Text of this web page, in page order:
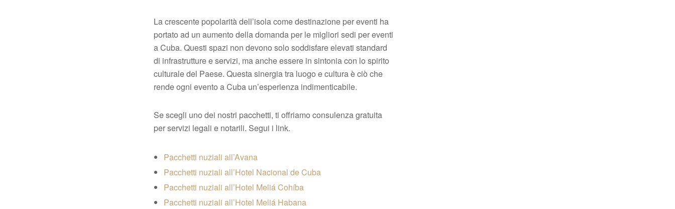
La crescente popolarità dell’isola come destinazione per eventi ha
portato ad un aumento della domanda per le migliori sedi per eventi
a Cuba. Questi spazi non devono solo soddisfare elevati standard
di infrastrutture e servizi, ma anche essere in sintonia con lo spirito
culturale del Paese. Questa sinergia tra luogo e cultura è ciò che
rende ogni evento a Cuba un’esperienza indimenticabile.
Se scegli uno dei nostri pacchetti, ti offriamo consulenza gratuita
per servizi legali e notarili. Segui i link.
Pacchetti nuziali all’Avana
Pacchetti nuziali all’Hotel Nacional de Cuba
Pacchetti nuziali all’Hotel Meliá Cohíba
Pacchetti nuziali all’Hotel Meliá Habana